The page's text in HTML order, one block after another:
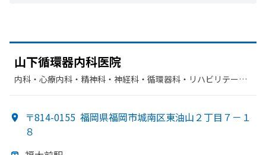
山下循環器内科医院
内科・​心療内科・​精神科・神経科・​循環器科・​リハビリテーシ
〒814-0155 福岡県福岡市城南区東油山２丁目７－１
８